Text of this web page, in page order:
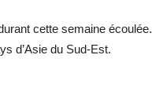
cette semaine écoulée.
d’Asie du Sud-Est.